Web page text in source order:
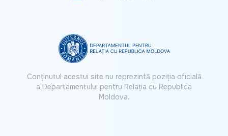
Conținutul acestui site nu reprezintă poziția oficială
a Departamentului pentru Relația cu Republica
Moldova.